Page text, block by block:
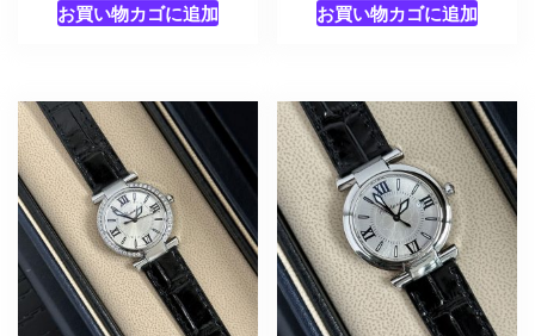
お買い物カゴに追加 お買い物カゴに追加